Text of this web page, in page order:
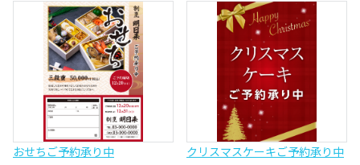
おせちご予約承り中 クリスマスケーキご予約承り中